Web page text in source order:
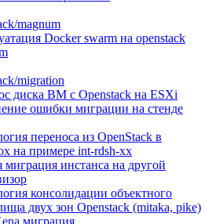
magnum
Docker swarm на openstack
migration
диска ВМ с Openstack на ESXi
ошибки миграции на стенде
переноса из OpenStack в
на примере int-rdsh-xx
миграция инстанса на другой
консолидации объектного
двух зон Openstack (mitaka, pike)
миграция